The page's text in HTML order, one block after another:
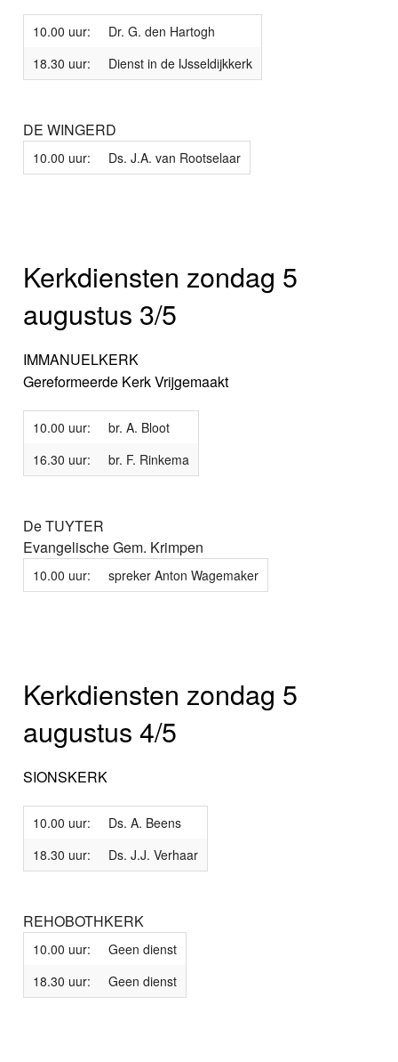
10.00 uur:
Dr. G. den Hartogh
18.30 uur:
Dienst in de IJsseldijkkerk
DE WINGERD
10.00 uur: Ds. J.A. van Rootselaar
Kerkdiensten zondag 5
augustus 3/5
IMMANUELKERK
Gereformeerde Kerk Vrijgemaakt
10.00 uur:
br. A. Bloot
16.30 uur:
br. F. Rinkema
De TUYTER
Evangelische Gem. Krimpen
10.00 uur: spreker Anton Wagemaker
Kerkdiensten zondag 5
augustus 4/5
SIONSKERK
10.00 uur:
Ds. A. Beens
18.30 uur:
Ds. J.J. Verhaar
REHOBOTHKERK
10.00 uur:
Geen dienst
18.30 uur:
Geen dienst